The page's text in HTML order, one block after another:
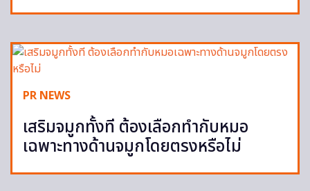
PR NEWS
เสริมจมูกทั้งที ต้องเลือกทำกับหมอ
เฉพาะทางด้านจมูกโดยตรงหรือไม่